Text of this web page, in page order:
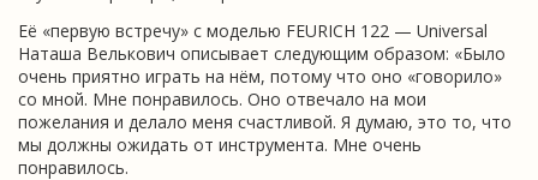
Её «первую встречу» с моделью FEURICH 122 — Universal
Наташа Велькович описывает следующим образом: «Было
очень приятно играть на нём, потому что оно «говорило»
со мной. Мне понравилось. Оно отвечало на мои
пожелания и делало меня счастливой. Я думаю, это то, что
мы должны ожидать от инструмента. Мне очень
понравилось.